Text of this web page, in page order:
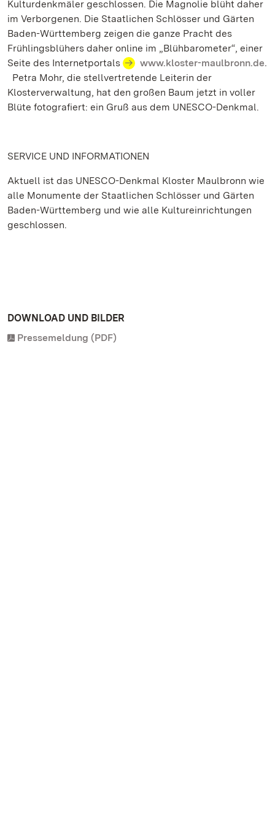
Kulturdenkmäler geschlossen. Die Magnolie blüht daher
im Verborgenen. Die Staatlichen Schlösser und Gärten
Baden-Württemberg zeigen die ganze Pracht des
Frühlingsblühers daher online im „Blühbarometer“, einer
Seite des Internetportals
www.kloster-maulbronn.de.
Petra Mohr, die stellvertretende Leiterin der
Klosterverwaltung, hat den großen Baum jetzt in voller
Blüte fotografiert: ein Gruß aus dem UNESCO-Denkmal.
SERVICE UND INFORMATIONEN
Aktuell ist das UNESCO-Denkmal Kloster Maulbronn wie
alle Monumente der Staatlichen Schlösser und Gärten
Baden-Württemberg und wie alle Kultureinrichtungen
geschlossen.
DOWNLOAD UND BILDER
Pressemeldung (PDF)